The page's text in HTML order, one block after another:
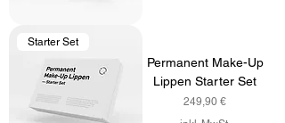
Starter Set
Permanent Make-Up
Lippen Starter Set
Preis
249,90 €